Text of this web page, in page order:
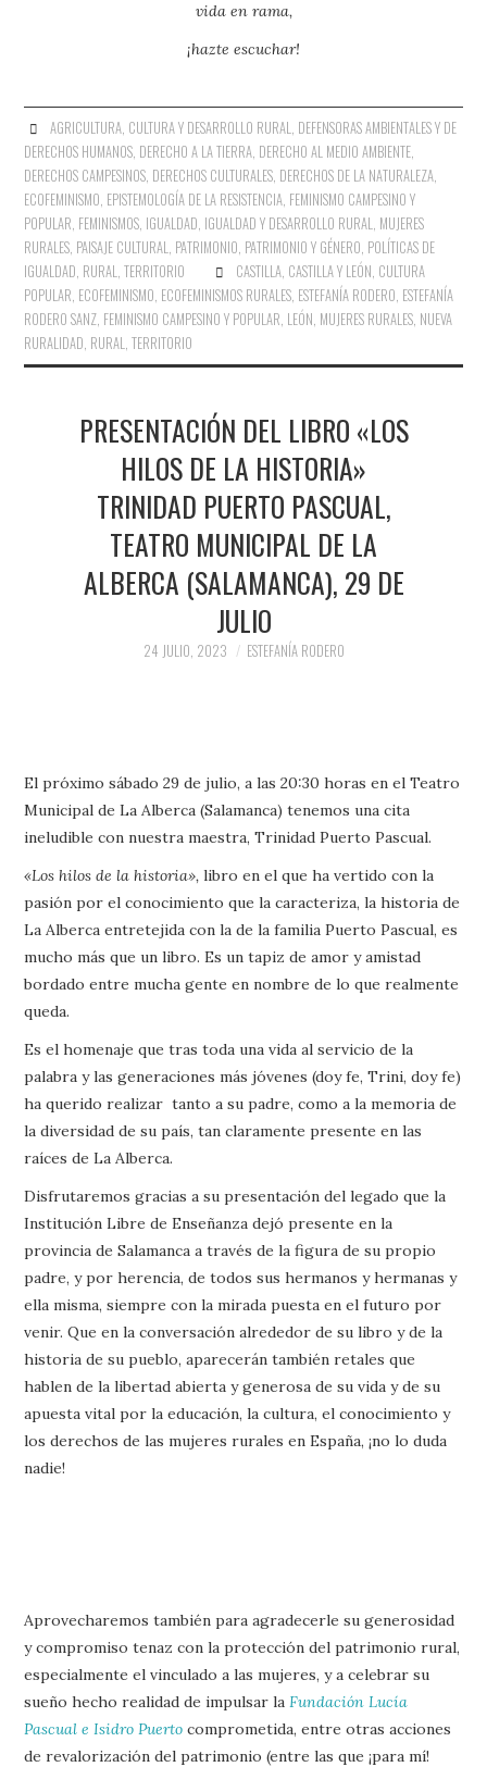
vida en rama,
¡hazte escuchar!
AGRICULTURA, CULTURA Y DESARROLLO RURAL, DEFENSORAS AMBIENTALES Y DE
DERECHOS HUMANOS, DERECHO A LA TIERRA, DERECHO AL MEDIO AMBIENTE,
DERECHOS CAMPESINOS, DERECHOS CULTURALES, DERECHOS DE LA NATURALEZA,
ECOFEMINISMO, EPISTEMOLOGÍA DE LA RESISTENCIA, FEMINISMO CAMPESINO Y
POPULAR, FEMINISMOS, IGUALDAD, IGUALDAD Y DESARROLLO RURAL, MUJERES
RURALES, PAISAJE CULTURAL, PATRIMONIO, PATRIMONIO Y GÉNERO, POLÍTICAS DE
IGUALDAD, RURAL,TERRITORIO CASTILLA, CASTILLA Y LEÓN, CULTURA
POPULAR, ECOFEMINISMO, ECOFEMINISMOS RURALES, ESTEFANÍA RODERO, ESTEFANÍA
RODERO SANZ, FEMINISMO CAMPESINO Y POPULAR, LEÓN, MUJERES RURALES, NUEVA
RURALIDAD, RURAL,TERRITORIO
PRESENTACIÓN DEL LIBRO «LOS
HILOS DE LA HISTORIA»
TRINIDAD PUERTO PASCUAL,
TEATRO MUNICIPAL DE LA
ALBERCA (SALAMANCA), 29 DE
JULIO
24 JULIO, 2023 ESTEFANÍA RODERO
El próximo sábado 29 de julio, a las 20:30 horas en el Teatro
Municipal de La Alberca (Salamanca) tenemos una cita
ineludible con nuestra maestra, Trinidad Puerto Pascual.
«Los hilos de la historia»,libro en el que ha vertido con la
pasión por el conocimiento que la caracteriza, la historia de
La Alberca entretejida con la de la familia Puerto Pascual, es
mucho más que un libro. Es un tapiz de amor y amistad
bordado entre mucha gente en nombre de lo que realmente
queda.
Es el homenaje que tras toda una vida al servicio de la
palabra y las generaciones más jóvenes (doy fe, Trini, doy fe)
ha querido realizar tanto a su padre, como a la memoria de
la diversidad de su país, tan claramente presente en las
raíces de La Alberca.
Disfrutaremos gracias a su presentación del legado que la
Institución Libre de Enseñanza dejó presente en la
provincia de Salamanca a través de la figura de su propio
padre, y por herencia, de todos sus hermanos y hermanas y
ella misma, siempre con la mirada puesta en el futuro por
venir. Que en la conversación alrededor de su libro y de la
historia de su pueblo, aparecerán también retales que
hablen de la libertad abierta y generosa de su vida y de su
apuesta vital por la educación, la cultura, el conocimiento y
los derechos de las mujeres rurales en España, ¡no lo duda
nadie!
Aprovecharemos también para agradecerle su generosidad
y compromiso tenaz con la protección del patrimonio rural,
especialmente el vinculado a las mujeres, y a celebrar su
sueño hecho realidad de impulsar la Fundación Lucía
Pascual e Isidro Puerto comprometida, entre otras acciones
de revalorización del patrimonio (entre las que ¡para mí!